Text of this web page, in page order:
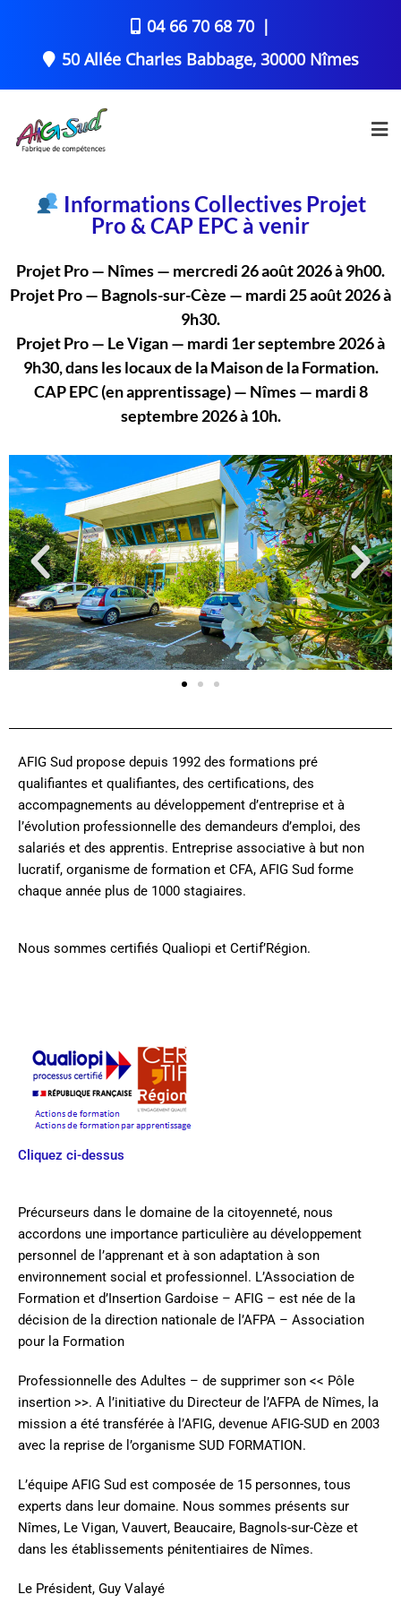
04 66 70 68 70
50 Allée Charles Babbage, 30000 Nîmes
Informations Collectives Projet
Pro & CAP EPC à venir
Projet Pro — Nîmes — mercredi 26 août 2026 à 9h00.
Projet Pro — Bagnols-sur-Cèze — mardi 25 août 2026 à
9h30.
Projet Pro — Le Vigan — mardi 1er septembre 2026 à
9h30, dans les locaux de la Maison de la Formation.
CAP EPC (en apprentissage) — Nîmes — mardi 8
septembre 2026 à 10h.
AFIG Sud propose depuis 1992 des formations pré
qualifiantes et qualifiantes, des certifications, des
accompagnements au développement d’entreprise et à
l’évolution professionnelle des demandeurs d’emploi, des
salariés et des apprentis. Entreprise associative à but non
lucratif, organisme de formation et CFA, AFIG Sud forme
chaque année plus de 1000 stagiaires.
Nous sommes certifiés Qualiopi et Certif’Région.
Cliquez ci-dessus
Précurseurs dans le domaine de la citoyenneté, nous
accordons une importance particulière au développement
personnel de l’apprenant et à son adaptation à son
environnement social et professionnel. L’Association de
Formation et d’Insertion Gardoise – AFIG – est née de la
décision de la direction nationale de l’AFPA – Association
pour la Formation
Professionnelle des Adultes – de supprimer son << Pôle
insertion >>. A l’initiative du Directeur de l’AFPA de Nîmes, la
mission a été transférée à l’AFIG, devenue AFIG-SUD en 2003
avec la reprise de l’organisme SUD FORMATION.
L’équipe AFIG Sud est composée de 15 personnes, tous
experts dans leur domaine. Nous sommes présents sur
Nîmes, Le Vigan, Vauvert, Beaucaire, Bagnols-sur-Cèze et
dans les établissements pénitentiaires de Nîmes.
Le Président, Guy Valayé